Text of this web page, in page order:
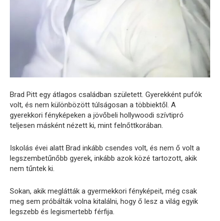
Brad Pitt egy átlagos családban született. Gyerekként pufók
volt, és nem különbözött túlságosan a többiektől. A
gyerekkori fényképeken a jövőbeli hollywoodi szívtipró
teljesen másként nézett ki, mint felnőttkorában.
Iskolás évei alatt Brad inkább csendes volt, és nem ő volt a
legszembetűnőbb gyerek, inkább azok közé tartozott, akik
nem tűntek ki.
Sokan, akik meglátták a gyermekkori fényképeit, még csak
meg sem próbálták volna kitalálni, hogy ő lesz a világ egyik
legszebb és legismertebb férfija.